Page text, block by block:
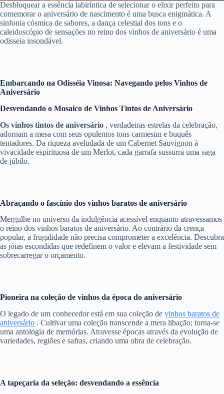
Desbloquear a essência labiríntica de selecionar o elixir perfeito para
comemorar o aniversário de nascimento é uma busca enigmática. A
sinfonia cósmica de sabores, a dança celestial dos tons e o
caleidoscópio de sensações no reino dos vinhos de aniversário é uma
odisseia insondável.
Embarcando na Odisséia Vinosa: Navegando pelos Vinhos de
Aniversário
Desvendando o Mosaico de Vinhos Tintos de Aniversário
Os vinhos tintos de aniversário , verdadeiras estrelas da celebração,
adornam a mesa com seus opulentos tons carmesim e buquês
tentadores. Da riqueza aveludada de um Cabernet Sauvignon à
vivacidade espirituosa de um Merlot, cada garrafa sussurra uma saga
de júbilo.
Abraçando o fascínio dos vinhos baratos de aniversário
Mergulhe no universo da indulgência acessível enquanto atravessamos
o reino dos vinhos baratos de aniversário. Ao contrário da crença
popular, a frugalidade não precisa comprometer a excelência. Descubra
as jóias escondidas que redefinem o valor e elevam a festividade sem
sobrecarregar o orçamento.
Pioneira na coleção de vinhos da época do aniversário
O legado de um conhecedor está em sua coleção de vinhos baratos de
aniversário . Cultivar uma coleção transcende a mera libação; torna-se
uma antologia de memórias. Atravesse épocas através da evolução de
variedades, regiões e safras, criando uma obra de celebração.
A tapeçaria da seleção: desvendando a essência